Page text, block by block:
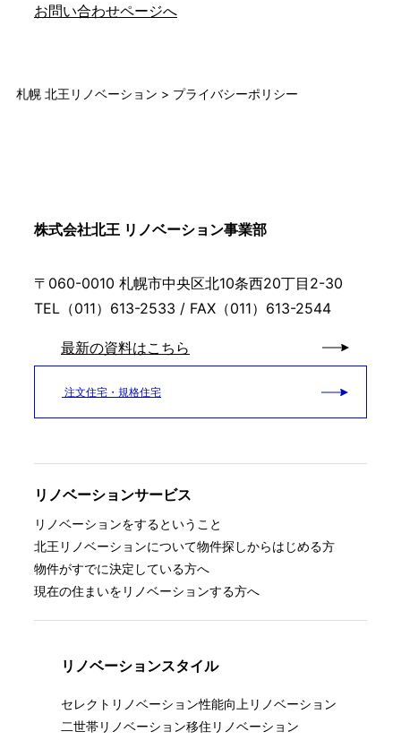
お問い合わせページへ
札幌 北王リノベーション > プライバシーポリシー
株式会社北王 リノベーション事業部
〒060-0010 札幌市中央区北10条西20丁目2-30
TEL（011）613-2533 / FAX（011）613-2544
最新の資料はこちら
注文住宅・規格住宅
リノベーションサービス
リノベーションをするということ
北王リノベーションについて物件探しからはじめる方
物件がすでに決定している方へ
現在の住まいをリノベーションする方へ
リノベーションスタイル
セレクトリノベーション性能向上リノベーション
二世帯リノベーション移住リノベーション